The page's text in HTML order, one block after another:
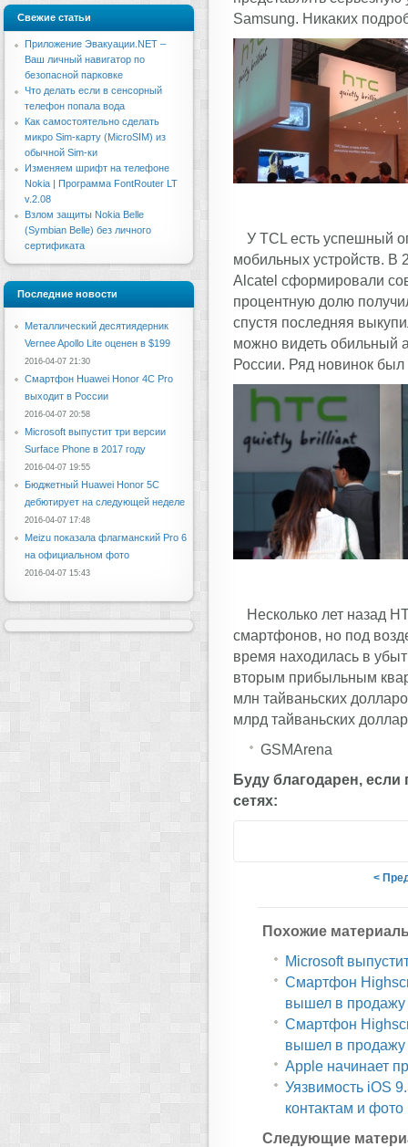
Samsung. Никаких
У TCL есть успешный
мобильных устройств. В
Alcatel сформировали
процентную долю
спустя последняя
можно видеть обильный
России. Ряд новинок был
Несколько лет назад
смартфонов, но под
время находилась в
вторым прибыльным
млн тайваньских
млрд тайваньских
GSMArena
Буду благодарен, если
сетях:
<
Похожие
Microsoft
Смартфон
вышел в продажу
Смартфон
вышел в продажу
Apple начинает
Уязвимость iOS
контактам и фото
Следующие
Свежие статьи
Приложение Эвакуации.NET –
Ваш личный навигатор по
безопасной парковке
Что делать если в сенсорный
телефон попала вода
Как самостоятельно сделать
микро Sim-карту (MicroSIM) из
обычной Sim-ки
Изменяем шрифт на телефоне
Nokia | Программа FontRouter LT
v.2.08
Взлом защиты Nokia Belle
(Symbian Belle) без личного
сертификата
Последние новости
Металлический десятиядерник
Vernee Apollo Lite оценен в $199
2016-04-07 21:30
Смартфон Huawei Honor 4C Pro
выходит в России
2016-04-07 20:58
Microsoft выпустит три версии
Surface Phone в 2017 году
2016-04-07 19:55
Бюджетный Huawei Honor 5C
дебютирует на следующей неделе
2016-04-07 17:48
Meizu показала флагманский Pro 6
на официальном фото
2016-04-07 15:43